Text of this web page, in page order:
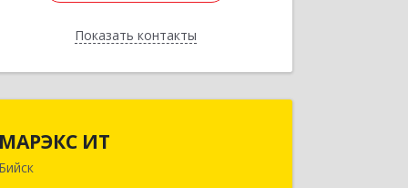
Показать контакты
Назад
МАРЭКС ИТ
Бийск
Алтайский край, Бийск г, Разина, дом